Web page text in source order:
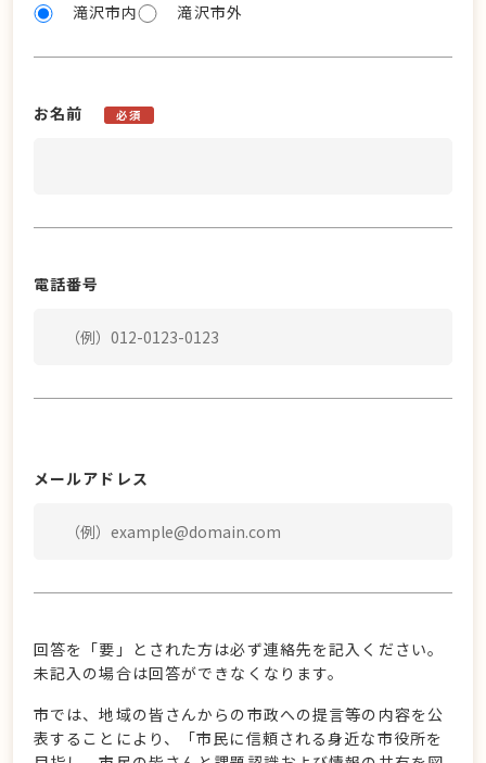
滝沢市内
滝沢市外
お名前 必須
電話番号
メールアドレス
回答を「要」とされた方は必ず連絡先を記入ください。
未記入の場合は回答ができなくなります。
市では、地域の皆さんからの市政への提言等の内容を公
表することにより、「市民に信頼される身近な市役所を